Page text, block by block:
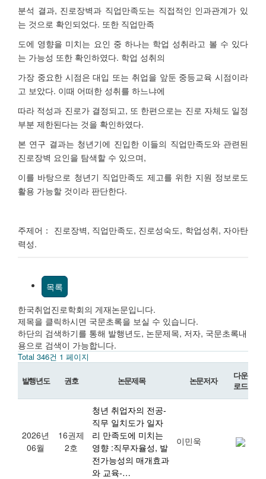
분석 결과, 진로장벽과 직업만족도는 직접적인 인과관계가 있
는 것으로 확인되었다. 또한 직업만족
도에 영향을 미치는 요인 중 하나는 학업 성취라고 볼 수 있다
는 가능성 또한 확인하였다. 학업 성취의
가장 중요한 시점은 대입 또는 취업을 앞둔 중등교육 시점이라
고 보았다. 이때 어떠한 성취를 하느냐에
따라 적성과 진로가 결정되고, 또 한편으로는 진로 자체도 일정
부분 제한된다는 것을 확인하였다.
본 연구 결과는 청년기에 진입한 이들의 직업만족도와 관련된
진로장벽 요인을 탐색할 수 있으며,
이를 바탕으로 청년기 직업만족도 제고를 위한 지원 정보로도
활용 가능할 것이라 판단한다.
주제어： 진로장벽, 직업만족도, 진로성숙도, 학업성취, 자아탄
력성.​
목록
한국취업진로학회의 게재논문입니다.
제목을 클릭하시면 국문초록을 보실 수 있습니다.
하단의 검색하기를 통해 발행년도, 논문제목, 저자, 국문초록내
용으로 검색이 가능합니다.
Total 346건 1 페이지
발행년도 권호 논문제목 논문저자
다운
로드
2026년
06월
16권제
2호
청년 취업자의 전공-
직무 일치도가 일자
리 만족도에 미치는
영향 :직무자율성, 발
전가능성의 매개효과
와 교육-…
이민욱